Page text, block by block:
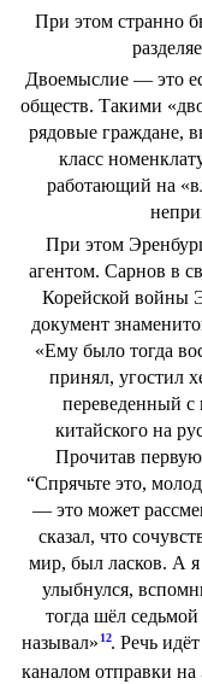
При этом странно
Двоемыслие — это
обществ. Такими
рядовые граждане,
класс
работающий на
При этом
агентом. Сарнов в
Корейской войны
документ
«Ему было тогда
принял, угостил
переведенный с
китайского на
Прочитав
“Спрячьте это,
— это может
сказал, что
мир, был ласков. А я
улыбнулся,
тогда шёл
называл» 12. Речь
каналом отправки на